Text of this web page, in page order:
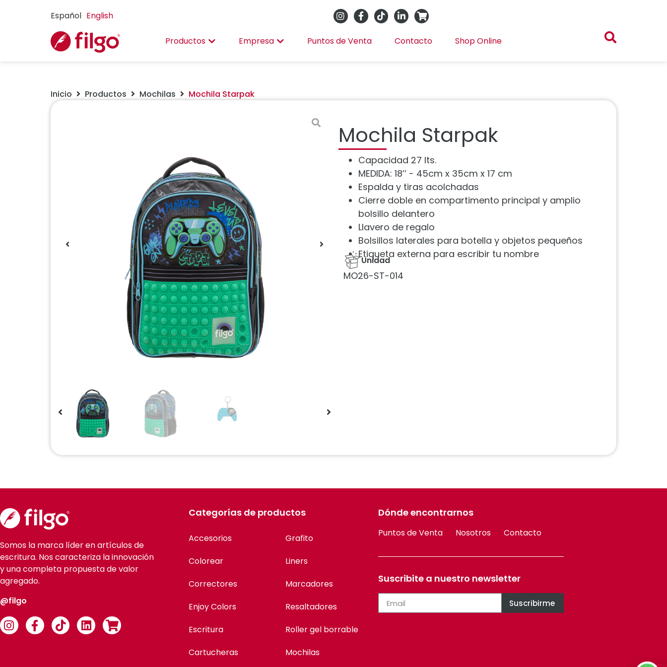
Español English
Productos Empresa Puntos de Venta Contacto Shop Online
Inicio Productos Mochilas Mochila Starpak
Mochila Starpak
Capacidad 27 lts.
MEDIDA: 18’’ - 45cm x 35cm x 17 cm
Espalda y tiras acolchadas
Cierre doble en compartimento principal y amplio
bolsillo delantero
Llavero de regalo
Bolsillos laterales para botella y objetos pequeños
Etiqueta externa para escribir tu nombre
Unidad
MO26-ST-014
Somos la marca líder en artículos de
escritura. Nos caracteriza la innovación
y una completa propuesta de valor
agregado.
@filgo
Categorías de productos
Accesorios
Colorear
Correctores
Enjoy Colors
Escritura
Cartucheras
Grafito
Liners
Marcadores
Resaltadores
Roller gel borrable
Mochilas
Dónde encontrarnos
Puntos de Venta Nosotros Contacto
Suscribite a nuestro newsletter
Suscribirme